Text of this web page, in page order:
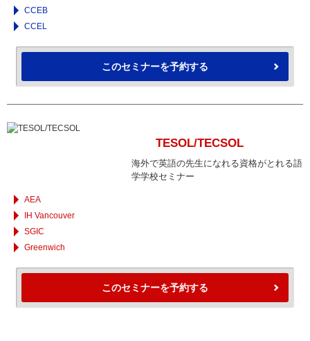
CCEB
CCEL
このセミナーを予約する
TESOL/TECSOL
海外で英語の先生になれる資格がとれる語
学学校セミナー
AEA
IH Vancouver
SGIC
Greenwich
このセミナーを予約する